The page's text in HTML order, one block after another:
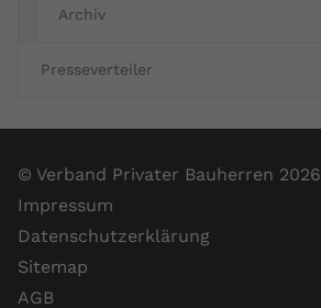
Archiv
Presseverteiler
© Verband Privater Bauherren 2026
Impressum
Datenschutzerklärung
Sitemap
AGB